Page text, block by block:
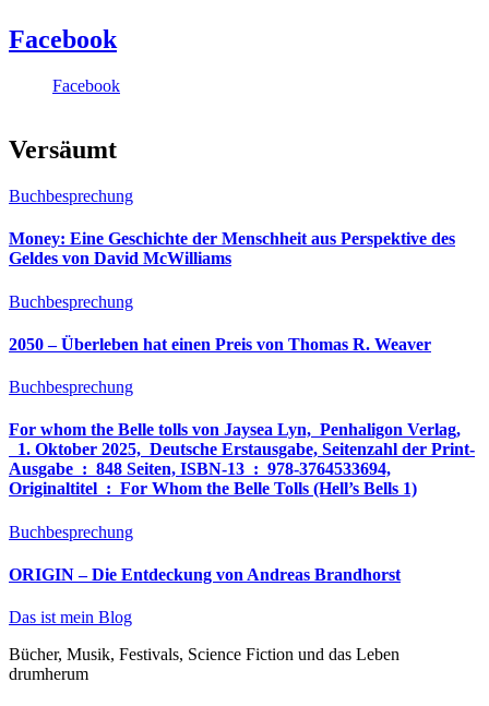
Facebook
Facebook
Versäumt
Buchbesprechung
Money: Eine Geschichte der Menschheit aus Perspektive des
Geldes von David McWilliams
Buchbesprechung
2050 – Überleben hat einen Preis von Thomas R. Weaver
Buchbesprechung
For whom the Belle tolls von Jaysea Lyn, ‎ Penhaligon Verlag,
‎ 1. Oktober 2025, ‎ Deutsche Erstausgabe, Seitenzahl der Print-
Ausgabe ‏ : ‎ 848 Seiten, ISBN-13 ‏ : ‎ 978-3764533694,
Originaltitel ‏ : ‎ For Whom the Belle Tolls (Hell’s Bells 1)
Buchbesprechung
ORIGIN – Die Entdeckung von Andreas Brandhorst
Das ist mein Blog
Bücher, Musik, Festivals, Science Fiction und das Leben
drumherum